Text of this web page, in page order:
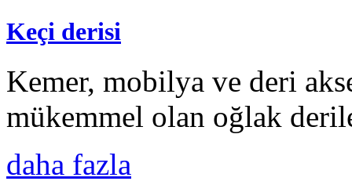
Keçi derisi
Kemer, mobilya ve deri
mükemmel olan oğlak
daha fazla